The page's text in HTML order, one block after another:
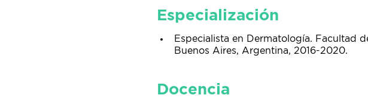
Especialización
Especialista en Dermatología. Facultad
Buenos Aires, Argentina, 2016-2020.
Docencia